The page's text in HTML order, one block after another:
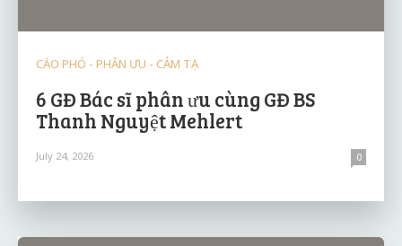
CÁO PHÓ - PHÂN ƯU - CẢM TẠ
6 GĐ Bác sĩ phân ưu cùng GĐ BS
Thanh Nguyệt Mehlert
July 24, 2026 0